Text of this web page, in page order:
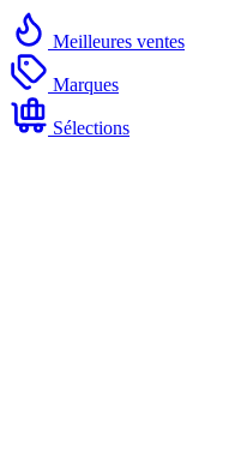
Meilleures ventes
Marques
Sélections